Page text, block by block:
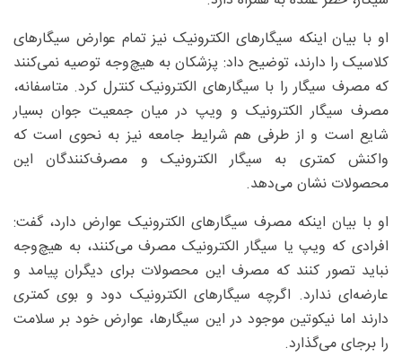
او با بیان اینکه سیگارهای الکترونیک نیز تمام عوارض سیگارهای
کلاسیک را دارند، توضیح داد: پزشکان به هیچ‌وجه توصیه نمی‌کنند
که مصرف سیگار را با سیگارهای الکترونیک کنترل کرد. متاسفانه،
مصرف سیگار الکترونیک و ویپ در میان جمعیت جوان بسیار
شایع است و از طرفی هم شرایط جامعه نیز به نحوی است که
واکنش کمتری به سیگار الکترونیک و مصرف‌کنندگان این
محصولات نشان می‌دهد.
او با بیان اینکه مصرف سیگارهای الکترونیک عوارض دارد، گفت:
افرادی که ویپ یا سیگار الکترونیک مصرف‌ می‌کنند، به هیچ‌وجه
نباید تصور کنند که مصرف این محصولات برای دیگران پیامد و
عارضه‌ای ندارد. اگرچه سیگارهای الکترونیک دود و بوی کمتری
دارند اما نیکوتین موجود در این سیگارها، عوارض خود بر سلامت
را برجای می‌گذارد.